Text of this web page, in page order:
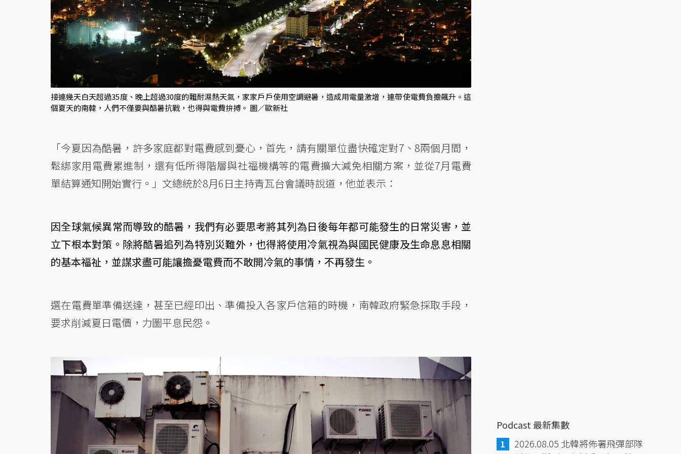
接連幾天白天超過35度、晚上超過30度的難耐濕熱天氣，家家戶戶使用空調避暑，造成用電量激增，連帶使電費負擔飆升。這
個夏天的南韓，人們不僅要與酷暑抗戰，也得與電費拚搏。 圖／歐新社
「今夏因為酷暑，許多家庭都對電費感到憂心，首先，請有關單位盡快確定對7、8兩個月間，
鬆綁家用電費累進制，還有低所得階層與社福機構等的電費擴大減免相關方案，並從7月電費
單結算通知開始實行。」文總統於8月6日主持青瓦台會議時說道，他並表示：
因全球氣候異常而導致的酷暑，我們有必要思考將其列為日後每年都可能發生的日常災害，並
立下根本對策。除將酷暑追列為特別災難外，也得將使用冷氣視為與國民健康及生命息息相關
的基本福祉，並謀求盡可能讓擔憂電費而不敢開冷氣的事情，不再發生。
選在電費單準備送達，甚至已經印出、準備投入各家戶信箱的時機，南韓政府緊急採取手段，
要求削減夏日電價，力圖平息民怨。
Podcast 最新集數
2026.08.05 北韓將佈署飛彈部隊